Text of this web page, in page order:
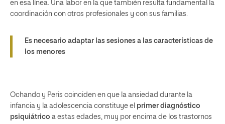
en esa línea. Una labor en la que también resulta fundamental la
coordinación con otros profesionales y con sus familias.
Es necesario adaptar las sesiones a las características de
los menores
Ochando y Peris coinciden en que la ansiedad durante la
infancia y la adolescencia constituye el primer diagnóstico
psiquiátrico a estas edades, muy por encima de los trastornos